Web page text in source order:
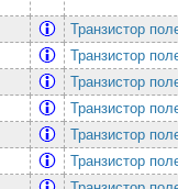
Транзистор
Транзистор
Транзистор
Транзистор
Транзистор
Транзистор